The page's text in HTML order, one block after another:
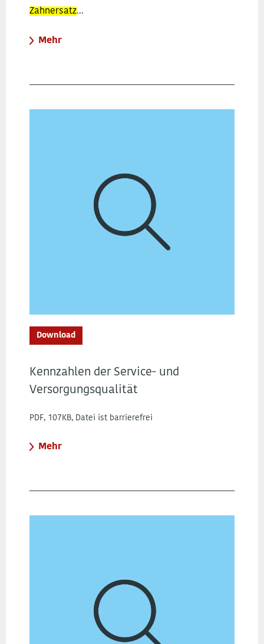
Zahnersatz...
Mehr
Download
Kennzahlen der Service- und
Versorgungsqualität
PDF, 107KB, Datei ist barrierefrei
Mehr